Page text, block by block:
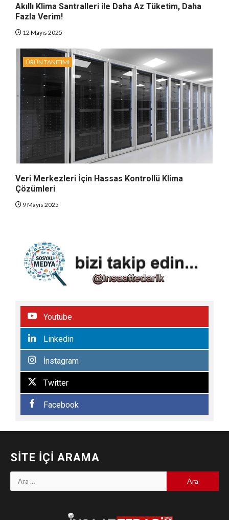
Akıllı Klima Santralleri ile Daha Az Tüketim, Daha
Fazla Verim!
12 Mayıs 2025
ÜRÜN TANITIMI
Veri Merkezleri İçin Hassas Kontrollü Klima
Çözümleri
9 Mayıs 2025
Youtube
Linkedin
İnstagram
Twitter
Facebook
SITE İÇI ARAMA
Arama: